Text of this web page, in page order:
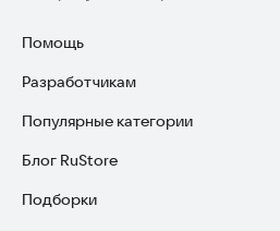
Помощь
Установка RuStore на TV
Установка RuStore на телефон
Установка RuStore в машину
Помощь пользователям RuStore
Разработчикам
Зарабатывать с RuStore
Стать разработчиком
Доступ к RuStore Консоль
Популярные категории
Игры для Android
Приложения банков
Блог RuStore
Обзоры игр для Android 2025
Подборки